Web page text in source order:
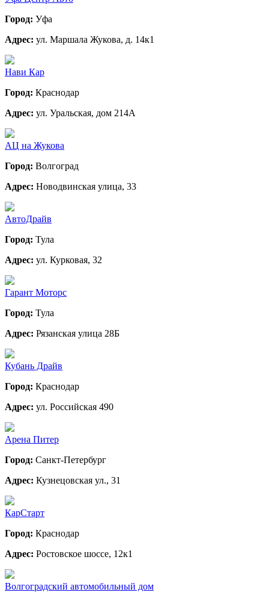
Город: Уфа
Адрес: ул. Маршала Жукова, д. 14к1
Нави Кар
Город: Краснодар
Адрес: ул. Уральская, дом 214А
АЦ на Жукова
Город: Волгоград
Адрес: Новодвинская улица, 33
АвтоДрайв
Город: Тула
Адрес: ул. Курковая, 32
Гарант Моторс
Город: Тула
Адрес: Рязанская улица 28Б
Кубань Драйв
Город: Краснодар
Адрес: ул. Российская 490
Арена Питер
Город: Санкт-Петербург
Адрес: Кузнецовская ул., 31
КарСтарт
Город: Краснодар
Адрес: Ростовское шоссе, 12к1
Волгоградский автомобильный дом